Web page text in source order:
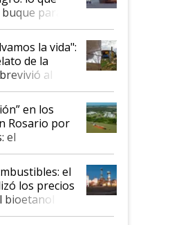
parado
Argentina
la vida":
de la
al
en los
Rosario por
el
las
tensión tras
de los
el
los precios
bioetanol